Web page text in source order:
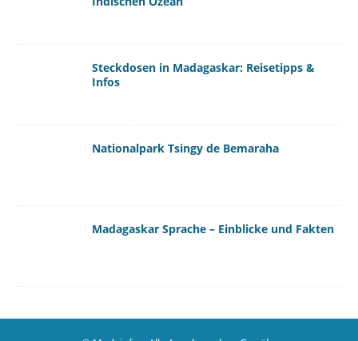
Steckdosen in Madagaskar: Reisetipps &
Infos
Nationalpark Tsingy de Bemaraha
Madagaskar Sprache – Einblicke und Fakten